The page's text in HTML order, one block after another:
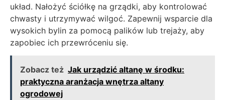
układ. Nałożyć ściółkę na grządki, aby kontrolować
chwasty i utrzymywać wilgoć. Zapewnij wsparcie dla
wysokich bylin za pomocą palików lub trejaży, aby
zapobiec ich przewróceniu się.
Zobacz też Jak urządzić altanę w środku:
praktyczna aranżacja wnętrza altany
ogrodowej